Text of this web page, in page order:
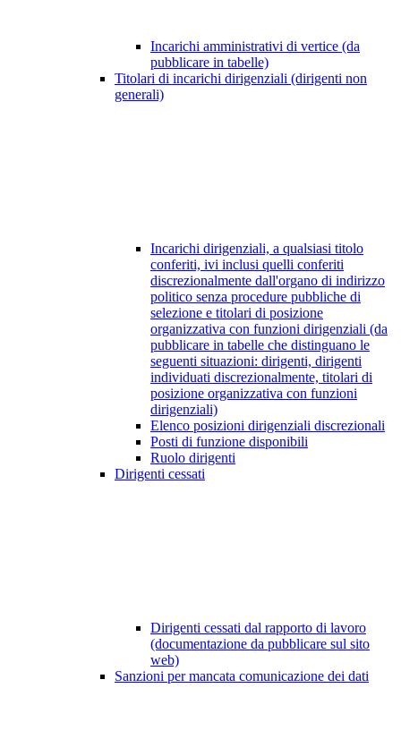
Incarichi amministrativi di vertice (da
pubblicare in tabelle)
Titolari di incarichi dirigenziali (dirigenti non
generali)
Incarichi dirigenziali, a qualsiasi titolo
conferiti, ivi inclusi quelli conferiti
discrezionalmente dall'organo di indirizzo
politico senza procedure pubbliche di
selezione e titolari di posizione
organizzativa con funzioni dirigenziali (da
pubblicare in tabelle che distinguano le
seguenti situazioni: dirigenti, dirigenti
individuati discrezionalmente, titolari di
posizione organizzativa con funzioni
dirigenziali)
Elenco posizioni dirigenziali discrezionali
Posti di funzione disponibili
Ruolo dirigenti
Dirigenti cessati
Dirigenti cessati dal rapporto di lavoro
(documentazione da pubblicare sul sito
web)
Sanzioni per mancata comunicazione dei dati